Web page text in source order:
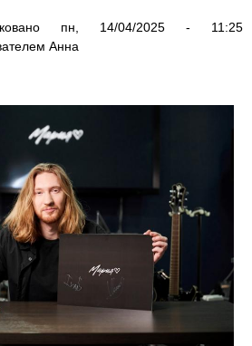
пн, 14/04/2025 - 11:25
Анна